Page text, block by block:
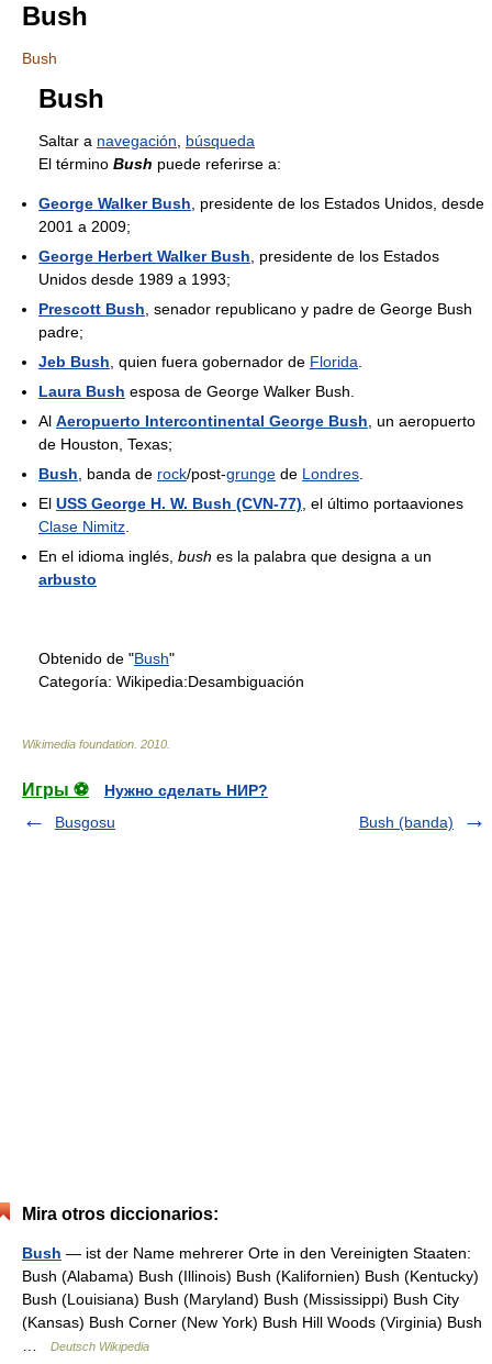
Bush
Bush
Bush
Saltar a navegación
búsqueda
El término Bush puede referirse a:
George Walker Bush , presidente de los Estados Unidos, desde
2001 a 2009;
George Herbert Walker Bush , presidente de los Estados
Unidos desde 1989 a 1993;
Prescott Bush , senador republicano y padre de George Bush
padre;
Jeb Bush , quien fuera gobernador de Florida
Laura Bush esposa de George Walker Bush.
Al Aeropuerto Intercontinental George Bush , un aeropuerto
de Houston, Texas;
Bush , banda de rock/post-grunge de Londres
El USS George H. W. Bush (CVN-77) , el último portaaviones
Clase Nimitz
En el idioma inglés, bush es la palabra que designa a un
arbusto
Obtenido de "Bush"
Categoría: Wikipedia:Desambiguación
Wikimedia foundation 2010
Игры ⚽
Нужно сделать НИР?
Busgosu
Bush (banda)
Mira otros diccionarios:
Bush — ist der Name mehrerer Orte in den Vereinigten Staaten:
Bush (Alabama) Bush (Illinois) Bush (Kalifornien) Bush (Kentucky)
Bush (Louisiana) Bush (Maryland) Bush (Mississippi) Bush City
(Kansas) Bush Corner (New York) Bush Hill Woods (Virginia) Bush
Deutsch Wikipedia